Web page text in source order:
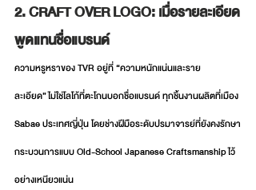
2. CRAFT OVER LOGO: เมื่อรายละเอียด
พูดแทนชื่อแบรนด์
ความหรูหราของ TVR อยู่ที่ “ความหนักแน่นและราย
ละเอียด” ไม่ใช่โลโก้ที่ตะโกนบอกชื่อแบรนด์ ทุกชิ้นงานผลิตที่เมือง
Sabae ประเทศญี่ปุ่น โดยช่างฝีมือระดับปรมาจารย์ที่ยังคงรักษา
กระบวนการแบบ Old-School Japanese Craftsmanship ไว้
อย่างเหนียวแน่น